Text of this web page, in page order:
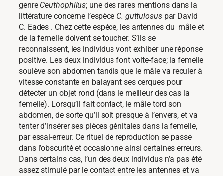
genre Ceuthophilus; une des rares mentions dans la
littérature concerne l’espèce C. guttulosuspar David
C. Eades . Chez cette espèce, les antennes du mâle et
de la femelle doivent se toucher. S’ils se
reconnaissent, les individus vont exhiber une réponse
positive. Les deux individus font volte-face; la femelle
soulève son abdomen tandis que le mâle va reculer à
vitesse constante en balayant ses cerques pour
détecter un objet rond (dans le meilleur des cas la
femelle). Lorsqu’il fait contact, le mâle tord son
abdomen, de sorte qu’il soit presque à l’envers, et va
tenter d’insérer ses pièces génitales dans la femelle,
par essai-erreur. Ce rituel de reproduction se passe
dans l’obscurité et occasionne ainsi certaines erreurs.
Dans certains cas, l’un des deux individus n’a pas été
assez stimulé par le contact entre les antennes et va